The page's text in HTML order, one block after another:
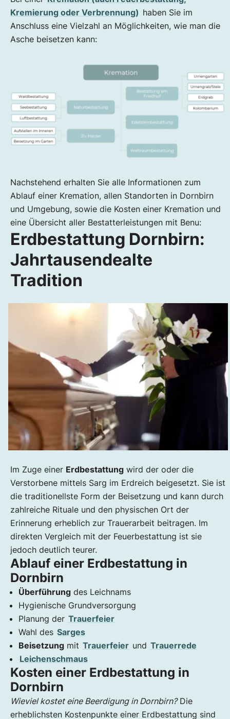
Kremierung oder Verbrennung) haben Sie im
Anschluss eine Vielzahl an Möglichkeiten, wie man die
Asche beisetzen kann:
Nachstehend erhalten Sie alle Informationen zum
Ablauf einer Kremation, allen Standorten in Dornbirn
und Umgebung, sowie die Kosten einer Kremation und
eine Übersicht aller Bestatterleistungen mit Benu:
Erdbestattung Dornbirn:
Jahrtausendealte
Tradition
Im Zuge einer Erdbestattung wird der oder die
Verstorbene mittels Sarg im Erdreich beigesetzt. Sie ist
die traditionellste Form der Beisetzung und kann durch
zahlreiche Rituale und den physischen Ort der
Erinnerung erheblich zur Trauerarbeit beitragen. Im
direkten Vergleich mit der Feuerbestattung ist sie
jedoch deutlich teurer.
Ablauf einer Erdbestattung in
Dornbirn
Überführung des Leichnams
Hygienische Grundversorgung
Planung der Trauerfeier
Wahl des Sarges
Beisetzung mit Trauerfeier und Trauerrede
Leichenschmaus
Kosten einer Erdbestattung in
Dornbirn
Wieviel kostet eine Beerdigung in Dornbirn?Die
erheblichsten Kostenpunkte einer Erdbestattung sind